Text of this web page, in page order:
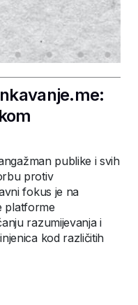
publike i svih
protiv
fokus je na
platforme
razumijevanja i
kod različitih